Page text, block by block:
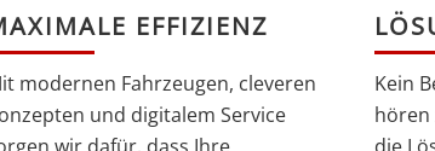
EFFIZIENZ
modernen Fahrzeugen, cleveren
und digitalem Service
Kein
hören